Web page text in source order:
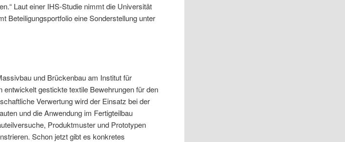
Laut einer IHS-Studie nimmt die Universität
Beteiligungsportfolio eine Sonderstellung unter
und Brückenbau am Institut für
gestickte textile Bewehrungen für den
Verwertung wird der Einsatz bei der
und die Anwendung im Fertigteilbau
Produktmuster und Prototypen
Schon jetzt gibt es konkretes